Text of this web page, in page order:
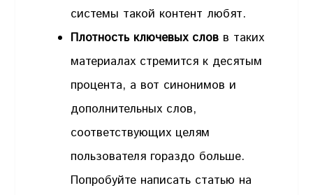
системы такой контент любят.
Плотность ключевых слов в таких
материалах стремится к десятым
процента, а вот синонимов и
дополнительных слов,
соответствующих целям
пользователя гораздо больше.
Попробуйте написать статью на